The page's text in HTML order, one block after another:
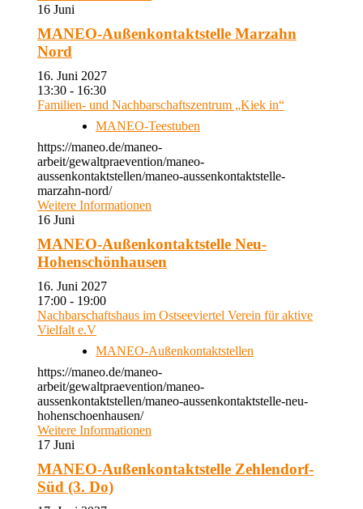
16 Juni
MANEO-Außenkontaktstelle Marzahn
Nord
16. Juni 2027
13:30 - 16:30
Familien- und Nachbarschaftszentrum „Kiek in“
MANEO-Teestuben
https://maneo.de/maneo-
arbeit/gewaltpraevention/maneo-
aussenkontaktstellen/maneo-aussenkontaktstelle-
marzahn-nord/
Weitere Informationen
16 Juni
MANEO-Außenkontaktstelle Neu-
Hohenschönhausen
16. Juni 2027
17:00 - 19:00
Nachbarschaftshaus im Ostseeviertel Verein für aktive
Vielfalt e.V
MANEO-Außenkontaktstellen
https://maneo.de/maneo-
arbeit/gewaltpraevention/maneo-
aussenkontaktstellen/maneo-aussenkontaktstelle-neu-
hohenschoenhausen/
Weitere Informationen
17 Juni
MANEO-Außenkontaktstelle Zehlendorf-
Süd (3. Do)